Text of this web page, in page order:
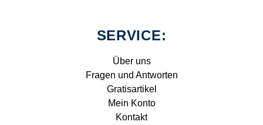
SERVICE:
Über uns
Fragen und Antworten
Gratisartikel
Mein Konto
Kontakt